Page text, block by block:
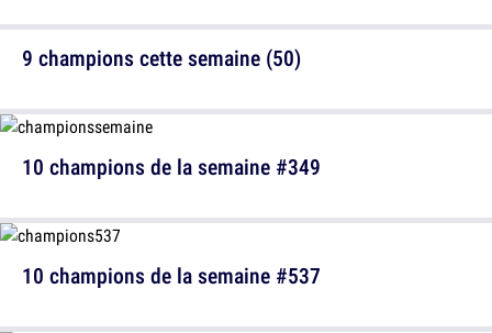
9 champions cette semaine (50)
10 champions de la semaine #537
10 champions de la semaine #349